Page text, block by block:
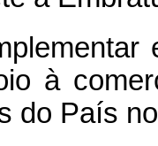
à
do País